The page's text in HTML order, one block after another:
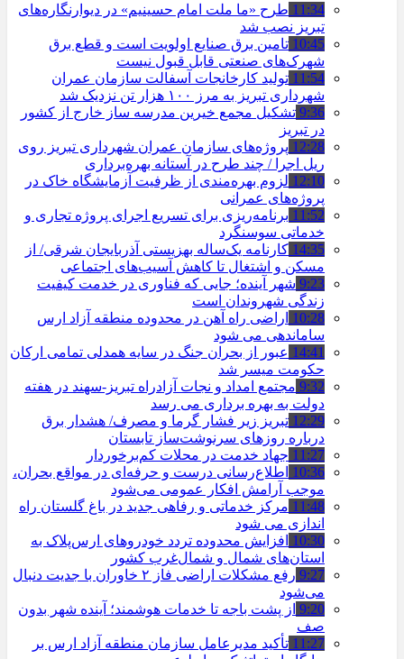
11:34 طرح «ما ملت امام حسینیم» در دیوارنگاره‌های
تبریز نصب شد
10:45 تامین برق صنایع اولویت است و قطع برق
شهرک‌های صنعتی قابل قبول نیست
11:54 تولید کارخانجات آسفالت سازمان عمران
شهرداری تبریز به مرز ۱۰۰ هزار تن نزدیک شد
9:36 تشکیل مجمع خیرین مدرسه ‌ساز خارج از کشور
در تبریز
12:28 پروژه‌های سازمان عمران شهرداری تبریز روی
ریل اجرا / چند طرح در آستانه بهره‌برداری
12:10 لزوم بهره‌مندی از ظرفیت آزمایشگاه خاک در
پروژه‌های عمرانی
11:52 برنامه‌ریزی برای تسریع اجرای پروژه تجاری و
خدماتی سوسنگرد
14:35 کارنامه یک‌ساله بهزیستی آذربایجان شرقی/ از
مسکن و اشتغال تا کاهش آسیب‌های اجتماعی
9:23 شهر آینده؛ جایی که فناوری در خدمت کیفیت
زندگی شهروندان است
10:28 اراضی راه آهن در محدوده منطقه آزاد ارس
ساماندهی می شود
14:41 عبور از بحران جنگ در سایه همدلی تمامی ارکان
حکومت میسر شد
9:32 مجتمع امداد و نجات آزادراه تبریز-سهند در هفته
دولت به بهره ‌برداری می‌ رسد
12:29 تبریز زیر فشار گرما و مصرف/ هشدار برق
درباره روزهای سرنوشت‌ساز تابستان
11:27 جهاد خدمت در محلات کم‌برخوردار
10:36 اطلاع‌رسانی درست و حرفه‌ای در مواقع بحران،
موجب آرامش افکار عمومی می‌شود
11:48 مرکز خدماتی و رفاهی جدید در باغ گلستان راه
اندازی می شود
10:30 افزایش محدوده تردد خودروهای ارس‌پلاک به
استان‌های شمال و شمال‌غرب کشور
9:27
رفع مشکلات اراضی فاز ۲ خاوران با جدیت دنبال
می‌شود
9:20 از پشت باجه تا خدمات هوشمند؛ آینده شهر بدون
صف
11:27 تأکید مدیرعامل سازمان منطقه آزاد ارس بر